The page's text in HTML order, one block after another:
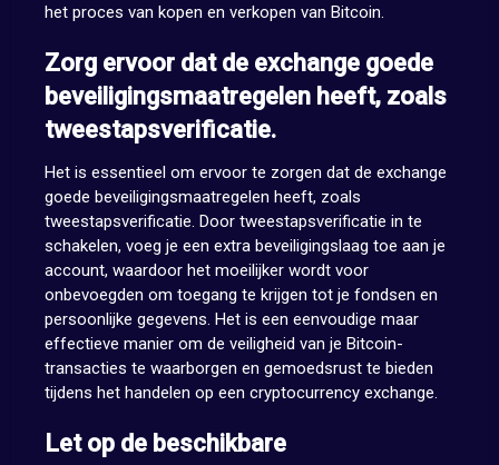
het proces van kopen en verkopen van Bitcoin.
Zorg ervoor dat de exchange goede
beveiligingsmaatregelen heeft, zoals
tweestapsverificatie.
Het is essentieel om ervoor te zorgen dat de exchange
goede beveiligingsmaatregelen heeft, zoals
tweestapsverificatie. Door tweestapsverificatie in te
schakelen, voeg je een extra beveiligingslaag toe aan je
account, waardoor het moeilijker wordt voor
onbevoegden om toegang te krijgen tot je fondsen en
persoonlijke gegevens. Het is een eenvoudige maar
effectieve manier om de veiligheid van je Bitcoin-
transacties te waarborgen en gemoedsrust te bieden
tijdens het handelen op een cryptocurrency exchange.
Let op de beschikbare